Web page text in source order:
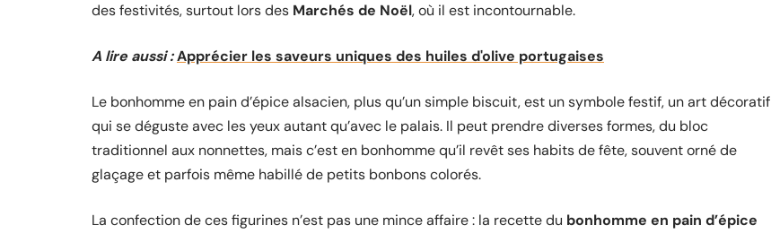
des festivités, surtout lors des Marchés de Noël, où il est incontournable.
A lire aussi :Apprécier les saveurs uniques des huiles d'olive portugaises
Le bonhomme en pain d’épice alsacien, plus qu’un simple biscuit, est un symbole festif, un art décoratif
qui se déguste avec les yeux autant qu’avec le palais. Il peut prendre diverses formes, du bloc
traditionnel aux nonnettes, mais c’est en bonhomme qu’il revêt ses habits de fête, souvent orné de
glaçage et parfois même habillé de petits bonbons colorés.
La confection de ces figurines n’est pas une mince affaire : la recette du bonhomme en pain d’épice